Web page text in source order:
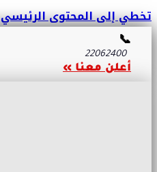
تخطي إلى المحتوى الرئيسي
📞
22062400
أعلن معنا »